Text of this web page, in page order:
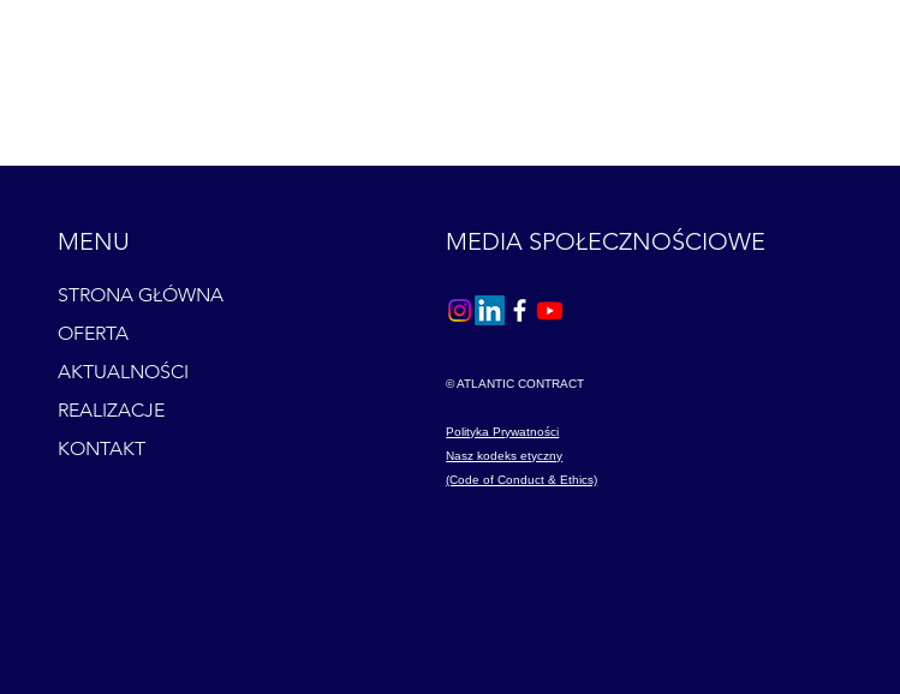
MENU
STRONA GŁÓWNA
OFERTA
AKTUALNOŚCI
REALIZACJE
KONTAKT
MEDIA SPOŁECZNOŚCIOWE
© ATLANTIC CONTRACT
Polityka Prywatności
Nasz kodeks etyczny
(Code of Conduct & Ethics)